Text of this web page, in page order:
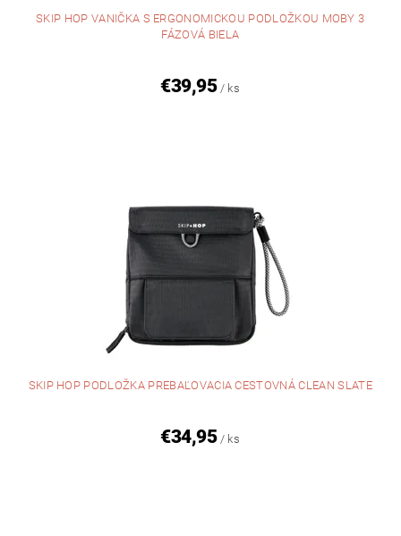
SKIP HOP VANIČKA S ERGONOMICKOU PODLOŽKOU MOBY 3
FÁZOVÁ BIELA
€39,95 / ks
SKIP HOP PODLOŽKA PREBAĽOVACIA CESTOVNÁ CLEAN SLATE
€34,95 / ks